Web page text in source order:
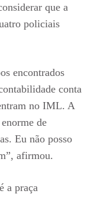
que a
policiais
encontrados
conta
no IML. A
de
Eu não posso
afirmou.
a praça